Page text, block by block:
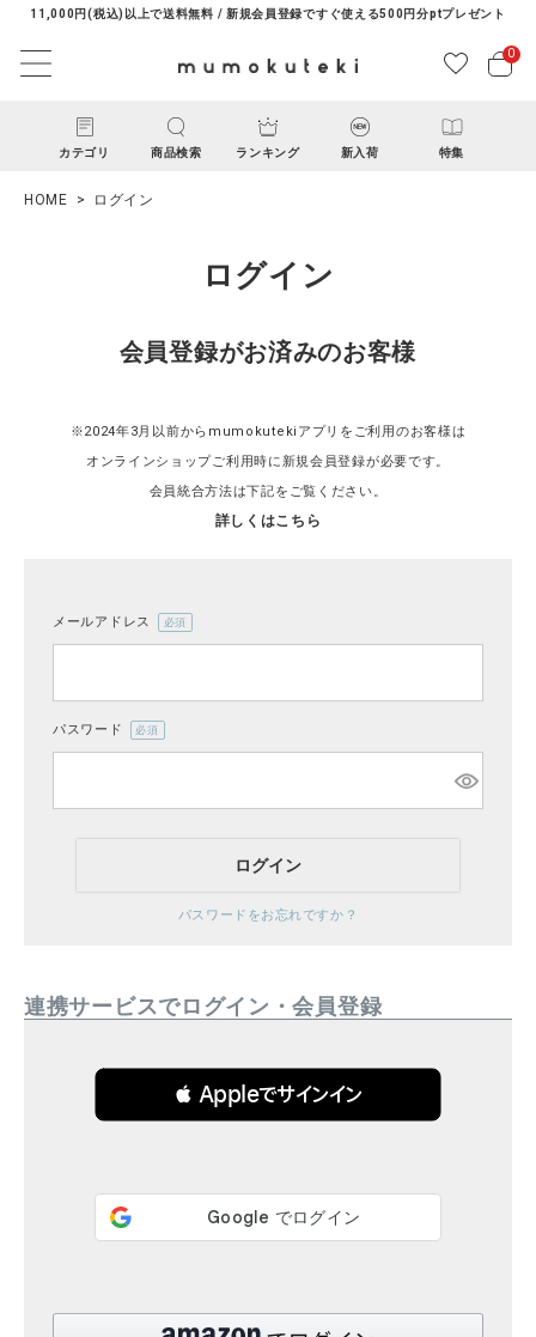
11,000円(税込)以上で送料無料 / 新規会員登録ですぐ使える500円分ptプレゼント
0
カテゴリ 商品検索 ランキング 新入荷 特集
新規会員登録
CATEGORY
ナチュラル服
ご利用ガイド
HOME ログイン
ログイン
会員登録がお済みのお客様
※2024年3月以前からmumokutekiアプリをご利用のお客様は
オンラインショップご利用時に新規会員登録が必要です。
会員統合方法は下記をご覧ください。
詳しくはこちら
メールアドレス
パスワード
ログイン
パスワードをお忘れですか？
連携サービスでログイン・会員登録
 Appleでサインイン